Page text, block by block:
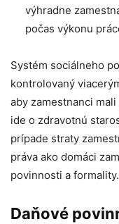
výhradne
počas výkonu
Systém sociálneho
kontrolovaný
aby zamestnanci
ide o zdravotnú
prípade straty
práva ako domáci
povinnosti a formality.
Daňové